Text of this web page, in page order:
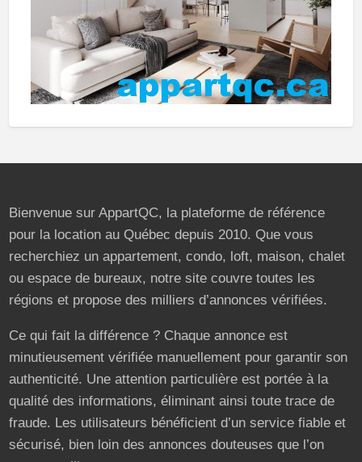
Bienvenue sur AppartQC, la plateforme de référence
pour la location au Québec depuis 2010. Que vous
recherchiez un appartement, condo, loft, maison, chalet
ou espace de bureaux, notre site couvre toutes les
régions et propose des milliers d’annonces vérifiées.
Ce qui fait la différence ? Chaque annonce est
minutieusement vérifiée manuellement pour garantir son
authenticité. Une attention particulière est portée à la
qualité des informations, éliminant ainsi toute trace de
fraude. Les utilisateurs bénéficient d’un service fiable et
sécurisé, bien loin des annonces douteuses que l’on